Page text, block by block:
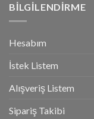
BILGILENDIRME
Hesabım
İstek Listem
Alışveriş Listem
Sipariş Takibi